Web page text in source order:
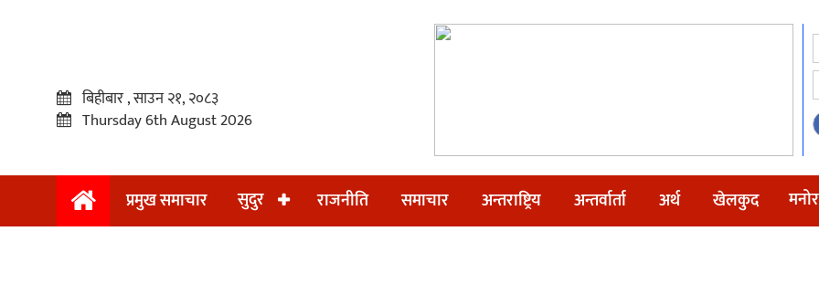
प्रमुख
बिहीबार , साउन २१, २०८३
Thursday 6th August 2026
प्रमुख समाचार सुदुर राजनीति समाचार अन्तराष्ट्रिय अन्तर्वार्ता अर्थ खेलकुद